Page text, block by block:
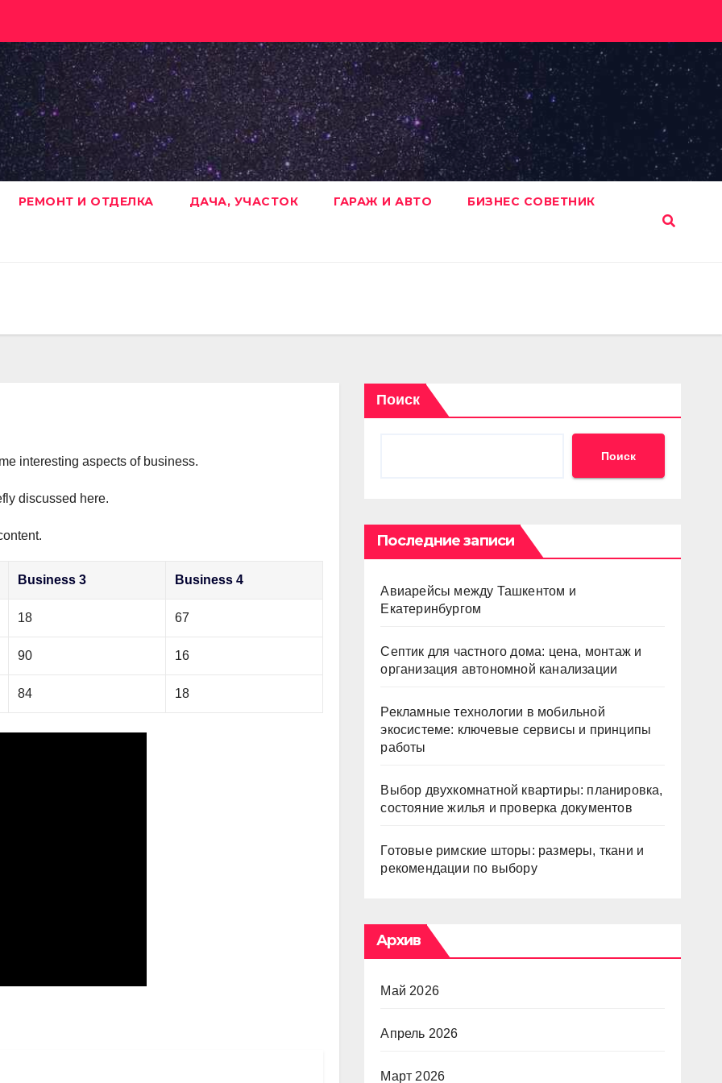
РЕМОНТ И ОТДЕЛКА ДАЧА, УЧАСТОК ГАРАЖ И АВТО БИЗНЕС СОВЕТНИК
interesting aspects of business.
discussed here.
Business 3 Business 4
18 67
90 16
84 18
Поиск
Поиск
Последние записи
Авиарейсы между Ташкентом и
Екатеринбургом
Септик для частного дома: цена, монтаж и
организация автономной канализации
Рекламные технологии в мобильной
экосистеме: ключевые сервисы и принципы
работы
Выбор двухкомнатной квартиры: планировка,
состояние жилья и проверка документов
Готовые римские шторы: размеры, ткани и
рекомендации по выбору
Архив
Май 2026
Апрель 2026
Март 2026